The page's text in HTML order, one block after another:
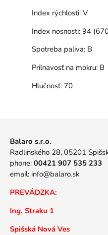
Index rýchlosti:V
Index nosnosti:94
Spotreba paliva:B
Priľnavosť na mokru:B
Hlučnosť:70
Balaro s.r.o.
Radlinského 28, 05201
phone: 00421 907 535 233
email: info@balaro.sk
PREVÁDZKA:
Ing. Straku 1
Spišská Nová Ves